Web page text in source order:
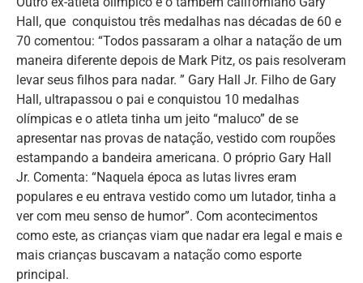
Hall, que conquistou três medalhas nas décadas de 60 e
70 comentou: “Todos passaram a olhar a natação de um
maneira diferente depois de Mark Pitz, os pais resolveram
levar seus filhos para nadar. ” Gary Hall Jr. Filho de Gary
Hall, ultrapassou o pai e conquistou 10 medalhas
olímpicas e o atleta tinha um jeito “maluco” de se
apresentar nas provas de natação, vestido com roupões
estampando a bandeira americana. O próprio Gary Hall
Jr. Comenta: “Naquela época as lutas livres eram
populares e eu entrava vestido como um lutador, tinha a
ver com meu senso de humor”. Com acontecimentos
como este, as crianças viam que nadar era legal e mais e
mais crianças buscavam a natação como esporte
principal.